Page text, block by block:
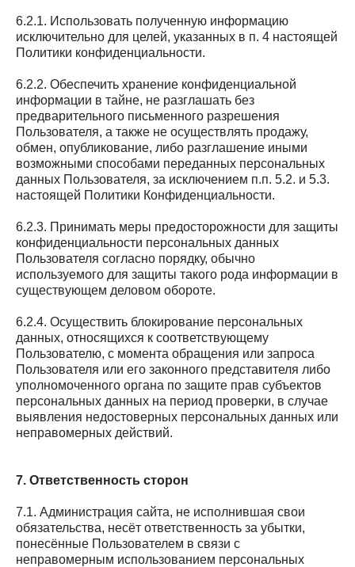
6.2.1. Использовать полученную информацию
исключительно для целей, указанных в п. 4 настоящей
Политики конфиденциальности.
6.2.2. Обеспечить хранение конфиденциальной
информации в тайне, не разглашать без
предварительного письменного разрешения
Пользователя, а также не осуществлять продажу,
обмен, опубликование, либо разглашение иными
возможными способами переданных персональных
данных Пользователя, за исключением п.п. 5.2. и 5.3.
настоящей Политики Конфиденциальности.
6.2.3. Принимать меры предосторожности для защиты
конфиденциальности персональных данных
Пользователя согласно порядку, обычно
используемого для защиты такого рода информации в
существующем деловом обороте.
6.2.4. Осуществить блокирование персональных
данных, относящихся к соответствующему
Пользователю, с момента обращения или запроса
Пользователя или его законного представителя либо
уполномоченного органа по защите прав субъектов
персональных данных на период проверки, в случае
выявления недостоверных персональных данных или
неправомерных действий.
7. Ответственность сторон
7.1. Администрация сайта, не исполнившая свои
обязательства, несёт ответственность за убытки,
понесённые Пользователем в связи с
неправомерным использованием персональных